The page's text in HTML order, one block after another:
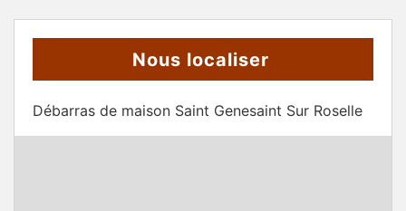
Nous localiser
Débarras de maison Saint Genesaint Sur Roselle